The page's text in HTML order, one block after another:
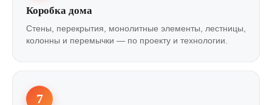
Коробка дома
Стены, перекрытия, монолитные элементы, лестницы,
колонны и перемычки — по проекту и технологии.
7